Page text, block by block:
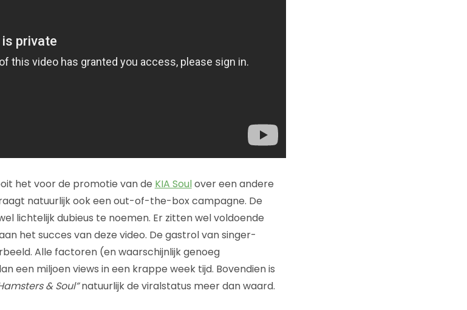
het voor de promotie van de KIA Soulover een andere
natuurlijk ook een out-of-the-box campagne. De
lichtelijk dubieus te noemen. Er zitten wel voldoende
het succes van deze video. De gastrol van singer-
Alle factoren (en waarschijnlijk genoeg
een miljoen views in een krappe week tijd. Bovendien is
& Soul”natuurlijk de viralstatus meer dan waard.